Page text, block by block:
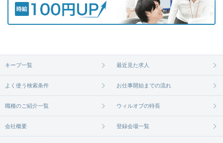
キープ一覧 最近見た求人
よく使う検索条件 お仕事開始までの流れ
職種のご紹介一覧 ウィルオブの特長
会社概要 登録会場一覧